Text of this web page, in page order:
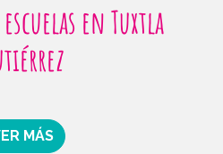
en Tuxtla
MÁS